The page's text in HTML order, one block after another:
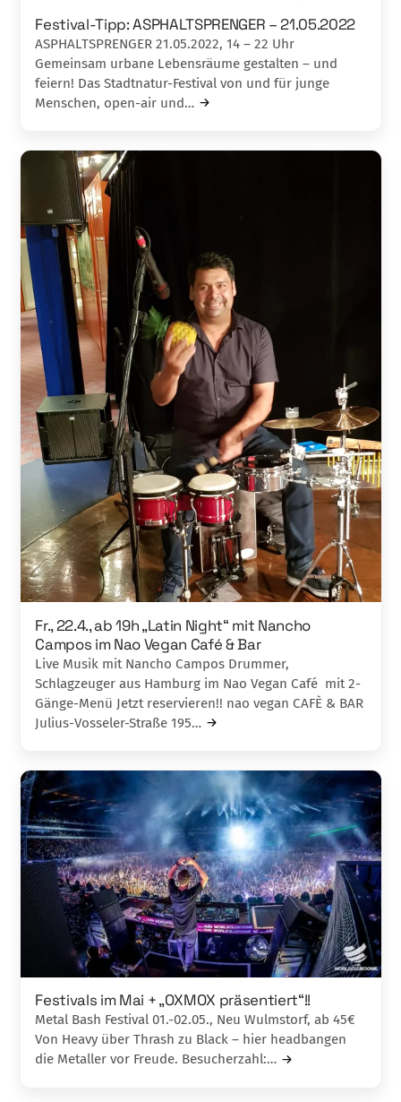
Festival-Tipp: ASPHALTSPRENGER – 21.05.2022
ASPHALTSPRENGER 21.05.2022, 14 – 22 Uhr
Gemeinsam urbane Lebensräume gestalten – und
feiern! Das Stadtnatur-Festival von und für junge
Menschen, open-air und…
Fr., 22.4., ab 19h „Latin Night“ mit Nancho
Campos im Nao Vegan Café & Bar
Live Musik mit Nancho Campos Drummer,
Schlagzeuger aus Hamburg im Nao Vegan Café mit 2-
Gänge-Menü Jetzt reservieren!! nao vegan CAFÈ & BAR
Julius-Vosseler-Straße 195…
Festivals im Mai + „OXMOX präsentiert“!!
Metal Bash Festival 01.-02.05., Neu Wulmstorf, ab 45€
Von Heavy über Thrash zu Black – hier headbangen
die Metaller vor Freude. Besucherzahl:…